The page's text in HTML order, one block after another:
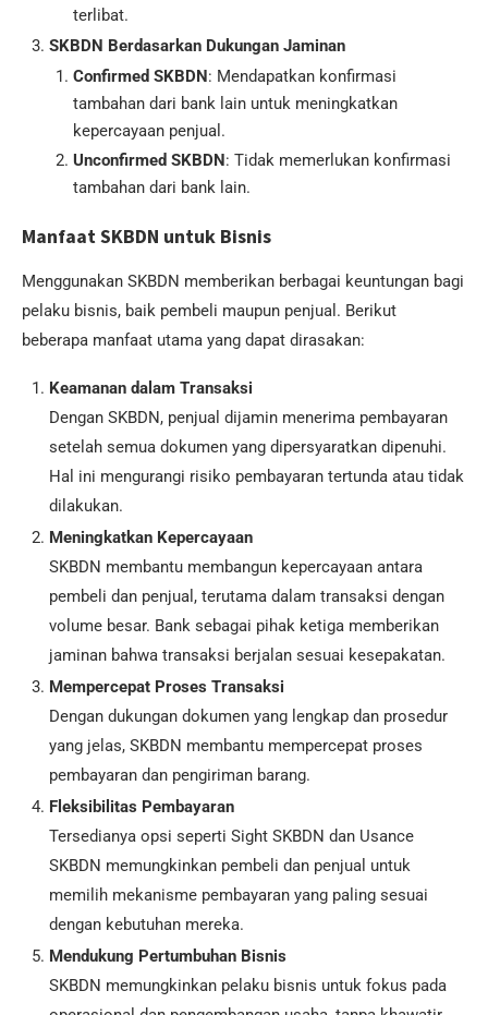
terlibat.
SKBDN Berdasarkan Dukungan Jaminan
Confirmed SKBDN : Mendapatkan konfirmasi
tambahan dari bank lain untuk meningkatkan
kepercayaan penjual.
Unconfirmed SKBDN : Tidak memerlukan konfirmasi
tambahan dari bank lain.
Manfaat SKBDN untuk Bisnis
Menggunakan SKBDN memberikan berbagai keuntungan bagi
pelaku bisnis, baik pembeli maupun penjual. Berikut
beberapa manfaat utama yang dapat dirasakan:
Keamanan dalam Transaksi
Dengan SKBDN, penjual dijamin menerima pembayaran
setelah semua dokumen yang dipersyaratkan dipenuhi.
Hal ini mengurangi risiko pembayaran tertunda atau tidak
dilakukan.
Meningkatkan Kepercayaan
SKBDN membantu membangun kepercayaan antara
pembeli dan penjual, terutama dalam transaksi dengan
volume besar. Bank sebagai pihak ketiga memberikan
jaminan bahwa transaksi berjalan sesuai kesepakatan.
Mempercepat Proses Transaksi
Dengan dukungan dokumen yang lengkap dan prosedur
yang jelas, SKBDN membantu mempercepat proses
pembayaran dan pengiriman barang.
Fleksibilitas Pembayaran
Tersedianya opsi seperti Sight SKBDN dan Usance
SKBDN memungkinkan pembeli dan penjual untuk
memilih mekanisme pembayaran yang paling sesuai
dengan kebutuhan mereka.
Mendukung Pertumbuhan Bisnis
SKBDN memungkinkan pelaku bisnis untuk fokus pada